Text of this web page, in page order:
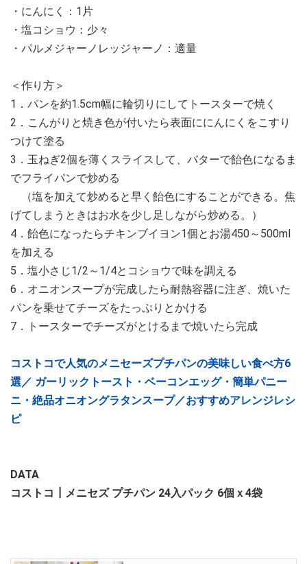
・にんにく：1片
・塩コショウ：少々
・パルメジャーノレッジャーノ：適量
＜作り方＞
1．パンを約1.5cm幅に輪切りにしてトースターで焼く
2．こんがりと焼き色が付いたら表面ににんにくをこすり
つけて塗る
3．玉ねぎ2個を薄くスライスして、バターで飴色になるま
でフライパンで炒める
（塩を加えて炒めると早く飴色にすることができる。焦
げてしまうときはお水を少し足しながら炒める。）
4．飴色になったらチキンブイヨン1個とお湯450～500ml
を加える
5．塩小さじ1/2～1/4とコショウで味を調える
6．オニオンスープが完成したら耐熱容器に注ぎ、焼いた
パンを乗せてチーズをたっぷりとかける
7．トースターでチーズがとけるまで焼いたら完成
コストコで人気のメニセーズプチパンの美味しい食べ方6
選／ ガーリックトースト・ベーコンエッグ・簡単パニー
ニ・絶品オニオングラタンスープ／おすすめアレンジレシ
ピ
DATA
コストコ┃メニセズ プチパン 24入パック 6個ｘ4袋